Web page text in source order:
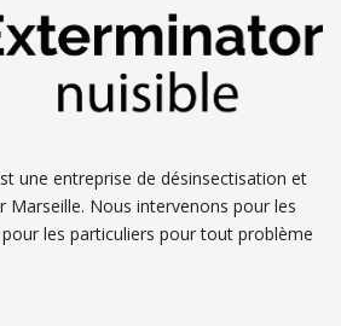
une entreprise de désinsectisation et
Marseille. Nous intervenons pour les
les particuliers pour tout problème